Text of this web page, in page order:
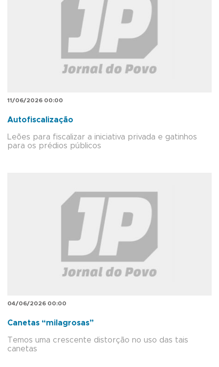
11/06/2026 00:00
Autofiscalização
Leões para fiscalizar a iniciativa privada e gatinhos
para os prédios públicos
04/06/2026 00:00
Canetas “milagrosas”
Temos uma crescente distorção no uso das tais
canetas